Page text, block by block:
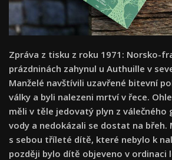
Zpráva z tisku z roku 1971: Norsko-
prázdninách zahynul u Authuille v
Manželé navštívili uzavřené bitevní
války a byli nalezeni mrtví v řece.
měli v těle jedovatý plyn z válečného
vody a nedokázali se dostat na břeh.
s sebou tříleté dítě, které nebylo k
později bylo dítě objeveno v ordinaci